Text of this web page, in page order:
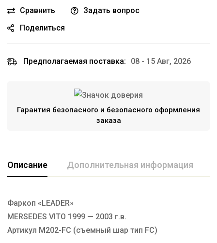
Сравнить
Задать вопрос
Поделиться
Предполагаемая поставка: 08 - 15 Авг, 2026
Гарантия безопасного и безопасного оформления
заказа
Описание Дополнительная информация
Фаркоп «LEADER»
MERSEDES VITO 1999 — 2003 г.в.
Артикул M202-FC (съемный шар тип FC)
Марка авто
MERSEDES
Производитель TAVIALS
Тип Шара
FC